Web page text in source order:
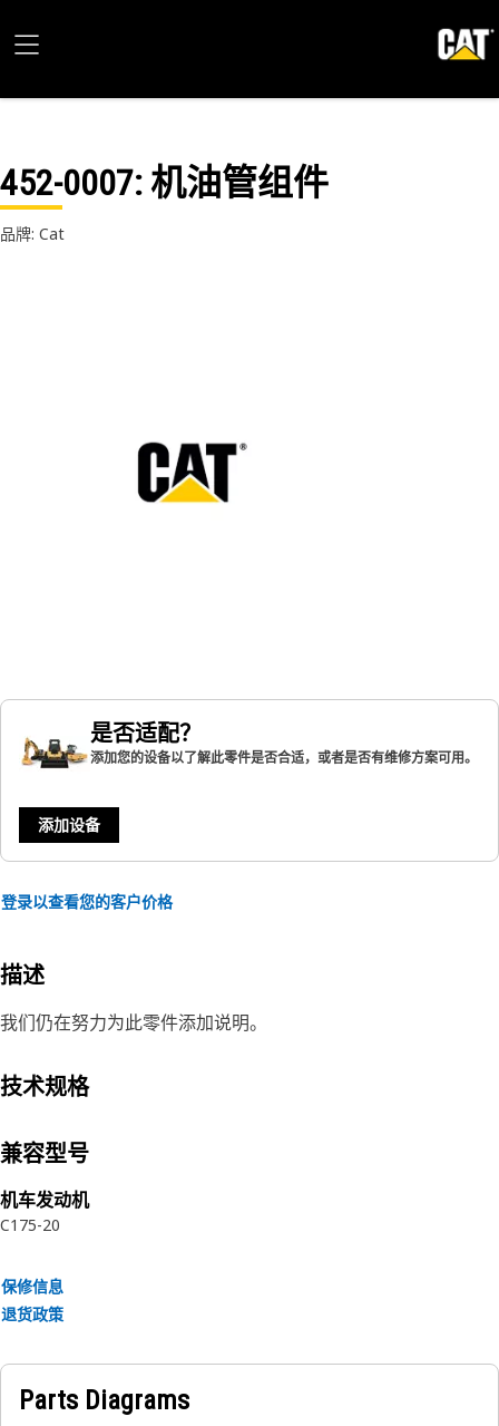
452-0007: 机油管组件
品牌: Cat
是否适配？
添加您的设备以了解此零件是否合适，或者是否有维修方案可用。
添加设备
登录以查看您的客户价格
描述
我们仍在努力为此零件添加说明。
技术规格
兼容型号
机车发动机
C175-20
保修信息
退货政策
Parts Diagrams